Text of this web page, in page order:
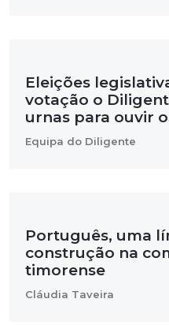
Eleições
votação o
urnas para ouvir
Equipa do Diligente
Português, uma
construção na
timorense
Cláudia Taveira